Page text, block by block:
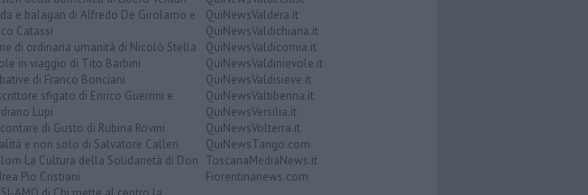
e balagan di Alfredo De Girolamo e
Catassi
di ordinaria umanità di Nicolò Stella
in viaggio di Tito Barbini
di Franco Bonciani
sfigato di Enrico Guerrini e
Lupi
di Gusto di Rubina Rovini
e non solo di Salvatore Calleri
La Cultura della Solidarietà di Don
Pio Cristiani
QuiNewsValdera.it
QuiNewsValdichiana.it
QuiNewsValdicornia.it
QuiNewsValdinievole.it
QuiNewsValdisieve.it
QuiNewsValtiberina.it
QuiNewsVersilia.it
QuiNewsVolterra.it
QuiNewsTango.com
ToscanaMediaNews.it
Fiorentinanews.com